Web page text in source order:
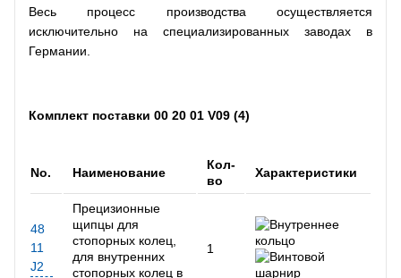
Весь процесс производства осуществляется
исключительно на специализированных заводах в
Германии.
Комплект поставки 00 20 01 V09 (4)
No. Наименование
Кол-
во
Характеристики
48
11
J2
Прецизионные
щипцы для
стопорных колец,
для внутренних
стопорных колец в
1